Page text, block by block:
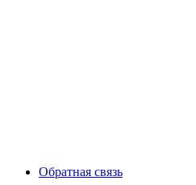
Обратная связь